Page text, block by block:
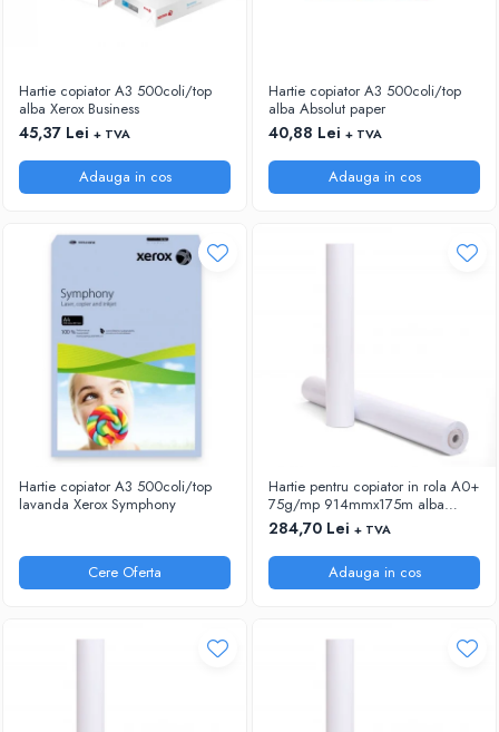
PIXURI FARA MECANISM
MARKERE PERMANENTE
MARKERE SPECIALE
TEXTMARKERE
CREIOANE MECANICE & REZERVE
INSTRUMENTE PENTRU CORECTURA
COMUNICARE & PREZENTARE
FLIPCHART
SISTEME DE AFISARE SI DE
PREZENTARE
TABLE MOBILE
TABLE DE CONFERINTA
VIDEOPROIECTOARE
ECRANE DE PROTECTIE SI ACCESORII
ECUSOANE
SISTEME INTERACTIVE
Hartie copiator A3 500coli/top
alba Xerox Business
45,37 Lei + TVA
Adauga in cos
Hartie copiator A3 500coli/top
alba Absolut paper
40,88 Lei + TVA
Adauga in cos
Hartie copiator A3 500coli/top
lavanda Xerox Symphony
Cere Oferta
Hartie pentru copiator in rola A0+
75g/mp 914mmx175m alba
Xerox
284,70 Lei + TVA
Adauga in cos